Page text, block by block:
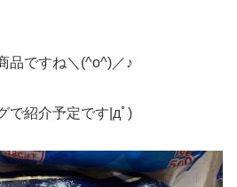
品ですね＼(^o^)／♪
で紹介予定です|дﾟ)